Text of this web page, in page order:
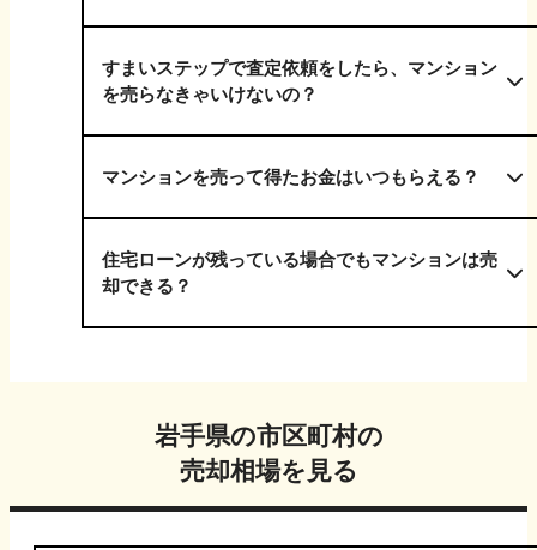
すまいステップで査定依頼をしたら、マンション
を売らなきゃいけないの？
マンションを売って得たお金はいつもらえる？
住宅ローンが残っている場合でもマンションは売
却できる？
岩手県の市区町村の
売却相場を見る